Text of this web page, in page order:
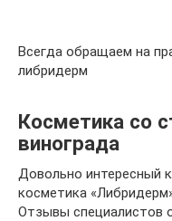
Всегда обращаем на
либридерм
Косметика со
винограда
Довольно интересный
косметика
Отзывы специалистов